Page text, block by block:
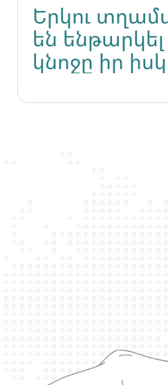
Երկու
են
կնոջը իր իսկ
դանակի